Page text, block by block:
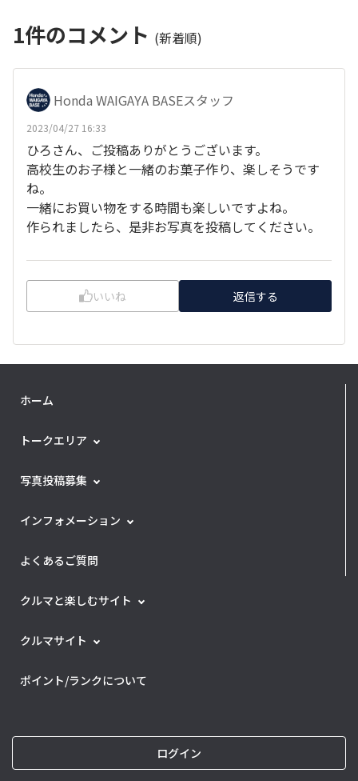
1件のコメント (新着順)
Honda WAIGAYA BASEスタッフ
2023/04/27 16:33
ひろさん、ご投稿ありがとうございます。
高校生のお子様と一緒のお菓子作り、楽しそうです
ね。
一緒にお買い物をする時間も楽しいですよね。
作られましたら、是非お写真を投稿してください。
いいね 返信する
ホーム
トークエリア
写真投稿募集
インフォメーション
よくあるご質問
クルマと楽しむサイト
クルマサイト
ポイント/ランクについて
ログイン